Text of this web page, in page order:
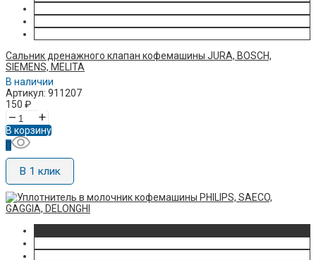
Сальник дренажного клапан кофемашины JURA, BOSCH,
SIEMENS, MELITA
В наличии
Артикул: 911207
150 ₽
– +
В корзину
В 1 клик